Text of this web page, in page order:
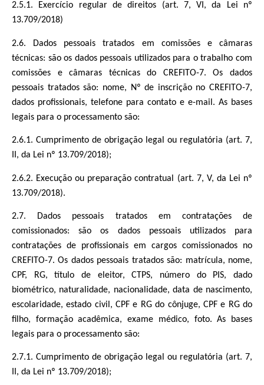
2.5.1. Exercício regular de direitos (art. 7, VI, da Lei nº
13.709/2018)
2.6. Dados pessoais tratados em comissões e câmaras
técnicas: são os dados pessoais utilizados para o trabalho com
comissões e câmaras técnicas do CREFITO-7. Os dados
pessoais tratados são: nome, Nº de inscrição no CREFITO-7,
dados profissionais, telefone para contato e e-mail. As bases
legais para o processamento são:
2.6.1. Cumprimento de obrigação legal ou regulatória (art. 7,
II, da Lei nº 13.709/2018);
2.6.2. Execução ou preparação contratual (art. 7, V, da Lei nº
13.709/2018).
2.7. Dados pessoais tratados em contratações de
comissionados: são os dados pessoais utilizados para
contratações de profissionais em cargos comissionados no
CREFITO-7. Os dados pessoais tratados são: matrícula, nome,
CPF, RG, título de eleitor, CTPS, número do PIS, dado
biométrico, naturalidade, nacionalidade, data de nascimento,
escolaridade, estado civil, CPF e RG do cônjuge, CPF e RG do
filho, formação acadêmica, exame médico, foto. As bases
legais para o processamento são:
2.7.1. Cumprimento de obrigação legal ou regulatória (art. 7,
II, da Lei nº 13.709/2018);